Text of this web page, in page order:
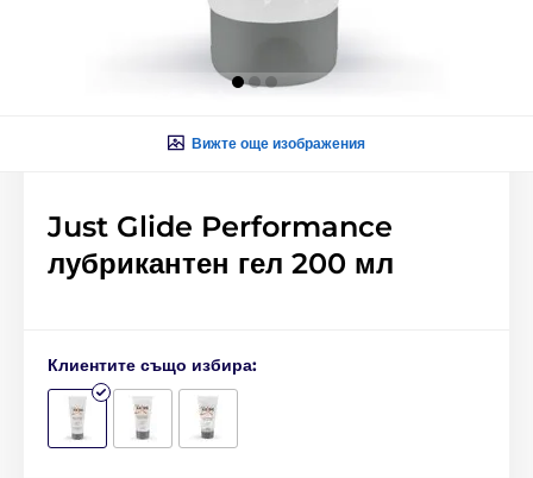
Вижте още изображения
Just Glide Performance
лубрикантен гел 200 мл
Клиентите също избира: